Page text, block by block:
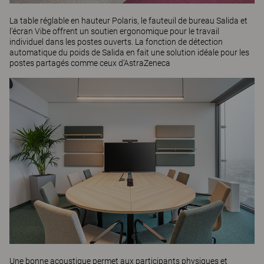
La table réglable en hauteur Polaris, le fauteuil de bureau Salida et
l’écran Vibeoffrent un soutien ergonomique pour le travail
individuel dans les postes ouverts. La fonction de détection
automatique du poids de Salida en fait une solution idéale pour les
postes partagés comme ceux d’AstraZeneca
Une bonne acoustique permet aux participants physiques et